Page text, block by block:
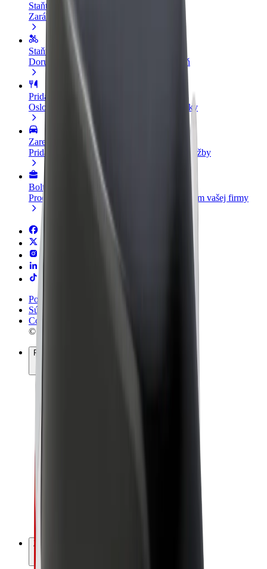
Staňte sa vodičom
Zarábajte podľa vlastných pravidiel
Staňte sa kuriérom
Doručujte jedlo a zarábajte si každý týždeň
Pridajte reštauráciu
Oslovte viac zákazníkov a zvýšte svoje zisky
Zaregistrujte sa ako flotilový partner
Pridajte svoju flotilu k Boltu a zvýšte svoje tržby
Bolt for Business
Produkty a služby Bolt prispôsobené potrebám vašej firmy
Podmienky používania
Súkromie
Cookies
© 2026 Bolt Technology OÜ
Produkty
Zarábajte s Boltom